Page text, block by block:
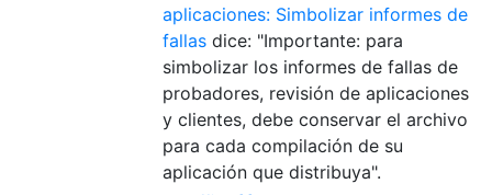
aplicaciones: Simbolizar informes de
fallas dice: "Importante: para
simbolizar los informes de fallas de
probadores, revisión de aplicaciones
y clientes, debe conservar el archivo
para cada compilación de su
aplicación que distribuya".